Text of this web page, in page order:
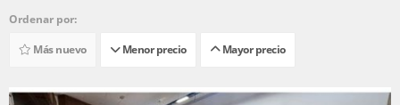
Ordenar por:
Más nuevo
Menor precio Mayor precio